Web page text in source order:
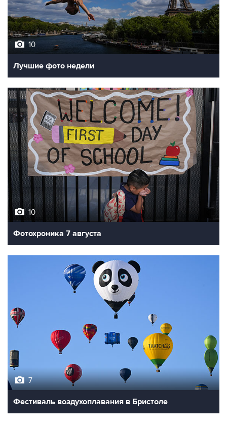
10
Лучшие фото недели
10
Фотохроника 7 августа
7
Фестиваль воздухоплавания в Бристоле